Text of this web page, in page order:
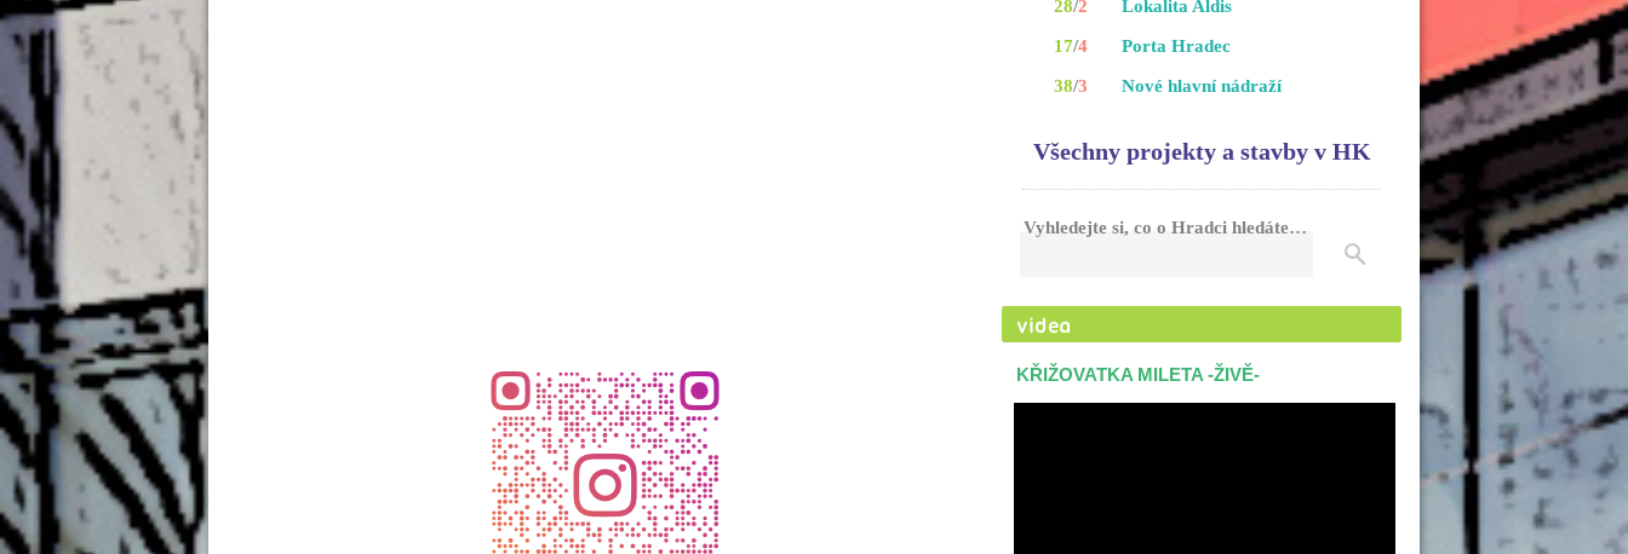
28/2
17/4
38/3
Lokalita Aldis
Porta Hradec
Nové hlavní nádraží
Všechny projekty a stavby v HK
Vyhledejte si, co o Hradci hledáte…
KŘIŽOVATKA MILETA -ŽIVĚ-